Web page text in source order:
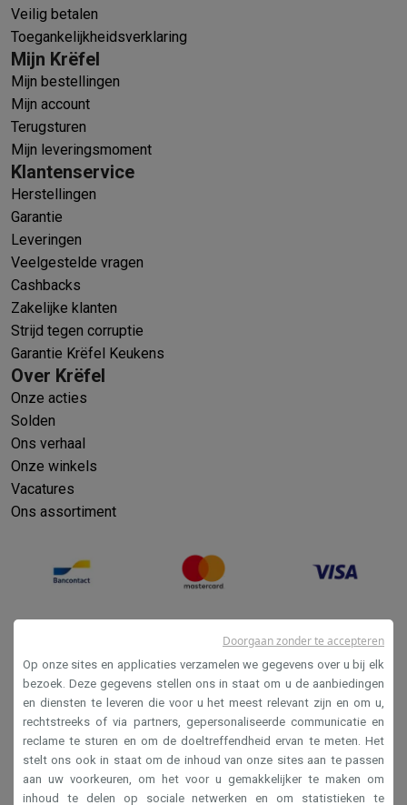
Veilig betalen
Toegankelijkheidsverklaring
Mijn Krëfel
Mijn bestellingen
Mijn account
Terugsturen
Mijn leveringsmoment
Klantenservice
Herstellingen
Garantie
Leveringen
Veelgestelde vragen
Cashbacks
Zakelijke klanten
Strijd tegen corruptie
Garantie Krëfel Keukens
Over Krëfel
Onze acties
Solden
Ons verhaal
Onze winkels
Vacatures
Ons assortiment
Verkoopsvoorwaarden
Privacy
Disclaimer
Op onze sites en applicaties verzamelen we gegevens over u bij elk
bezoek. Deze gegevens stellen ons in staat om u de aanbiedingen
en diensten te leveren die voor u het meest relevant zijn en om u,
rechtstreeks of via partners, gepersonaliseerde communicatie en
reclame te sturen en om de doeltreffendheid ervan te meten. Het
stelt ons ook in staat om de inhoud van onze sites aan te passen
aan uw voorkeuren, om het voor u gemakkelijker te maken om
inhoud te delen op sociale netwerken en om statistieken te
Doorgaan zonder te accepteren